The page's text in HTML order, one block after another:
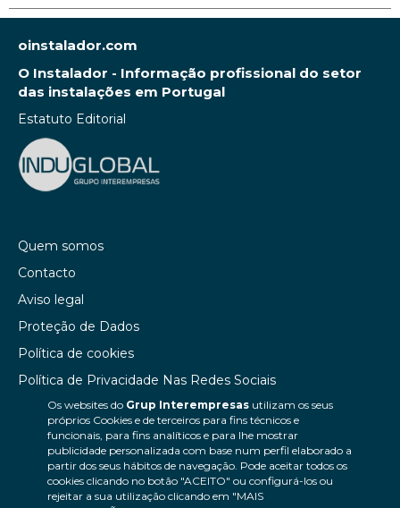
Os websites do Grup Interempresasutilizam os seus
próprios Cookies e de terceiros para fins técnicos e
funcionais, para fins analíticos e para lhe mostrar
publicidade personalizada com base num perfil elaborado a
partir dos seus hábitos de navegação. Pode aceitar todos os
cookies clicando no botão "ACEITO" ou configurá-los ou
rejeitar a sua utilização clicando em "MAIS
oinstalador.com
O Instalador - Informação profissional do setor
das instalações em Portugal
Estatuto Editorial
Quem somos
Contacto
Aviso legal
Proteção de Dados
Política de cookies
Política de Privacidade Nas Redes Sociais
Canal de denúncias
Colaborações editoriais